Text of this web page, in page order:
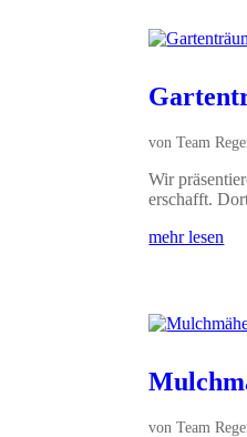
vonTeam
Wir
erschafft.
mehr lesen
vonTeam